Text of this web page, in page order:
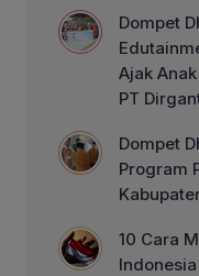
Dompet
Ajak
PT
Dompet
Program
10 Cara